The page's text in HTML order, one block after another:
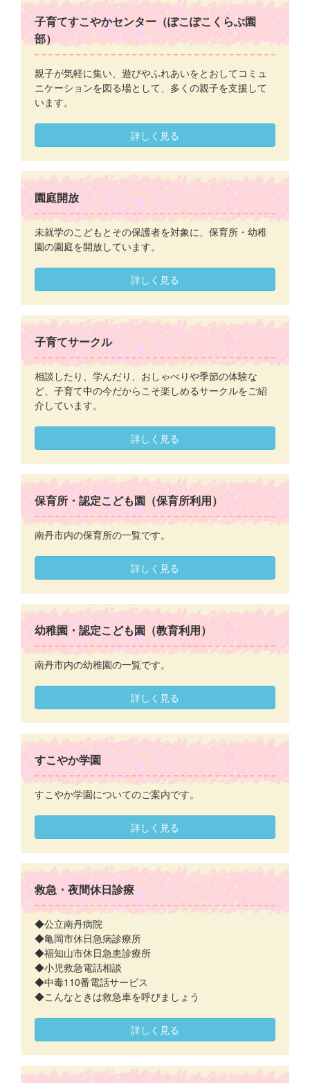
子育てすこやかセンター（ぽこぽこくらぶ園
部）
親子が気軽に集い、遊びやふれあいをとおしてコミュ
ニケーションを図る場として、多くの親子を支援して
います。
詳しく見る
園庭開放
未就学のこどもとその保護者を対象に、保育所・幼稚
園の園庭を開放しています。
詳しく見る
子育てサークル
相談したり、学んだり、おしゃべりや季節の体験な
ど、子育て中の今だからこそ楽しめるサークルをご紹
介しています。
詳しく見る
保育所・認定こども園（保育所利用）
南丹市内の保育所の一覧です。
詳しく見る
幼稚園・認定こども園（教育利用）
南丹市内の幼稚園の一覧です。
詳しく見る
すこやか学園
すこやか学園についてのご案内です。
詳しく見る
救急・夜間休日診療
◆公立南丹病院
◆亀岡市休日急病診療所
◆福知山市休日急患診療所
◆小児救急電話相談
◆中毒110番電話サービス
◆こんなときは救急車を呼びましょう
詳しく見る